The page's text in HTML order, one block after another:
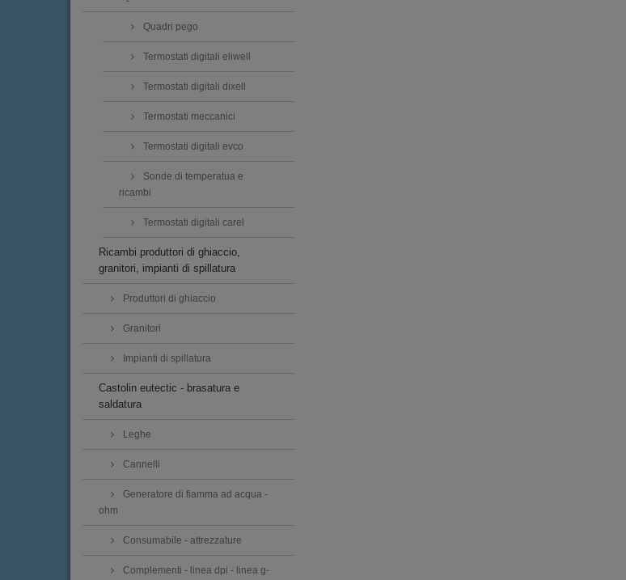
Quadri pego
Termostati digitali eliwell
Termostati digitali dixell
Termostati meccanici
Termostati digitali evco
Sonde di temperatua e
ricambi
Termostati digitali carel
Ricambi produttori di ghiaccio,
granitori, impianti di spillatura
Produttori di ghiaccio
Granitori
Impianti di spillatura
Castolin eutectic - brasatura e
saldatura
Leghe
Cannelli
Generatore di fiamma ad acqua -
ohm
Consumabile - attrezzature
Complementi - linea dpi - linea g-